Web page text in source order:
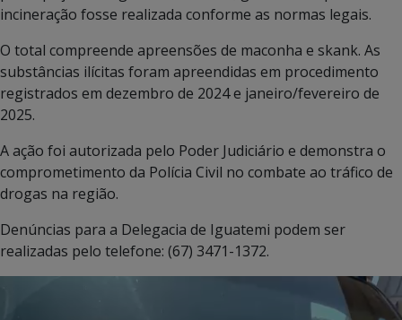
incineração fosse realizada conforme as normas legais.
O total compreende apreensões de maconha e skank. As
substâncias ilícitas foram apreendidas em procedimento
registrados em dezembro de 2024 e janeiro/fevereiro de
2025.
A ação foi autorizada pelo Poder Judiciário e demonstra o
comprometimento da Polícia Civil no combate ao tráfico de
drogas na região.
Denúncias para a Delegacia de Iguatemi podem ser
realizadas pelo telefone: (67) 3471-1372.